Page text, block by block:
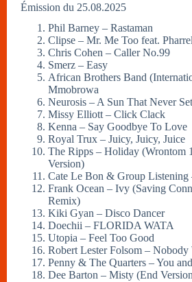
Émission du 25.08.2025
Phil Barney – Rastaman
Clipse – Mr. Me Too feat.
Chris Cohen – Caller No.99
Smerz – Easy
African Brothers Band
Mmobrowa
Neurosis – A Sun That Never
Missy Elliott – Click Clack
Kenna – Say Goodbye To Love
Royal Trux – Juicy, Juicy, Juice
The Ripps – Holiday (Wrontom
Version)
Cate Le Bon & Group Listening
Frank Ocean – Ivy (Saving
Remix)
Kiki Gyan – Disco Dancer
Doechii – FLORIDA WATA
Utopia – Feel Too Good
Robert Lester Folsom – Nobody
Penny & The Quarters – You
Dee Barton – Misty (End